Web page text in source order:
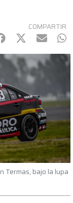
COMPARTIR
Twitter
mail
Termas, bajo la lupa